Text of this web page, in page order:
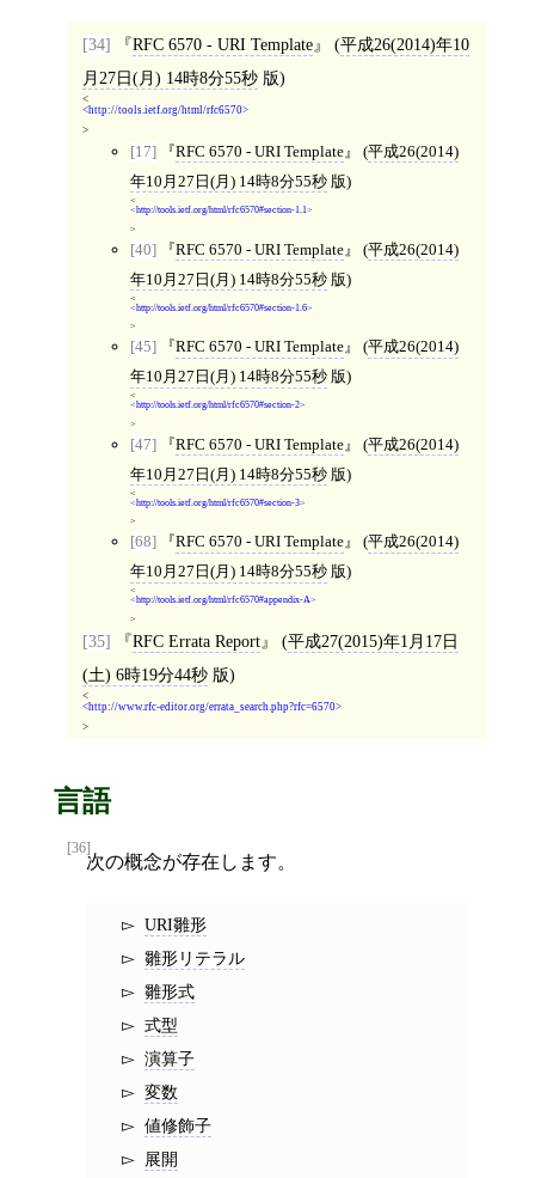
[34] RFC 6570 - URI Template (平成26(2014)年10
月27日(月) 14時8分55秒版)
<
http://tools.ietf.org/html/rfc6570
>
[17] RFC 6570 - URI Template (平成26(2014)
年10月27日(月) 14時8分55秒版)
<
http://tools.ietf.org/html/rfc6570#section-1.1
>
[40] RFC 6570 - URI Template (平成26(2014)
年10月27日(月) 14時8分55秒版)
<
http://tools.ietf.org/html/rfc6570#section-1.6
>
[45] RFC 6570 - URI Template (平成26(2014)
年10月27日(月) 14時8分55秒版)
<
http://tools.ietf.org/html/rfc6570#section-2
>
[47] RFC 6570 - URI Template (平成26(2014)
年10月27日(月) 14時8分55秒版)
<
http://tools.ietf.org/html/rfc6570#section-3
>
[68] RFC 6570 - URI Template (平成26(2014)
年10月27日(月) 14時8分55秒版)
<
http://tools.ietf.org/html/rfc6570#appendix-A
>
[35] RFC Errata Report (平成27(2015)年1月17日
(土) 6時19分44秒版)
<
http://www.rfc-editor.org/errata_search.php?rfc=6570
>
言語
[36]
次の概念が存在します。
URI雛形
雛形リテラル
雛形式
式型
演算子
変数
値修飾子
展開